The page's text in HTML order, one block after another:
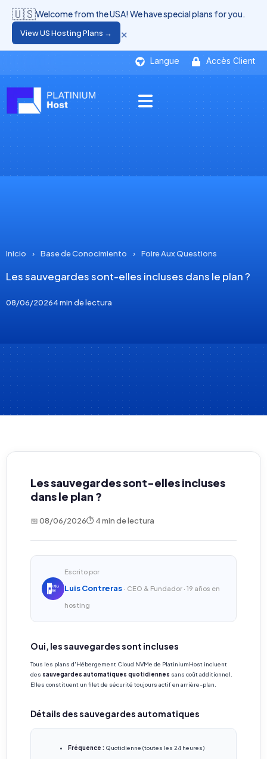
Langue Accès Client
🇺🇸Welcome from the USA! We have special plans for you.
View US Hosting Plans → ×
Inicio › Base de Conocimiento › Foire Aux Questions
Les sauvegardes sont-elles incluses dans le plan ?
08/06/20264 min de lectura
Les sauvegardes sont-elles incluses
dans le plan ?
📅 08/06/2026⏱ 4 min de lectura
Escrito por
Luis Contreras · CEO & Fundador · 19 años en
hosting
Oui, les sauvegardes sont incluses
Tous les plans d'Hébergement Cloud NVMe de PlatiniumHost incluent
des sauvegardes automatiques quotidiennes sans coût additionnel.
Elles constituent un filet de sécurité toujours actif en arrière-plan.
Détails des sauvegardes automatiques
Fréquence : Quotidienne (toutes les 24 heures)